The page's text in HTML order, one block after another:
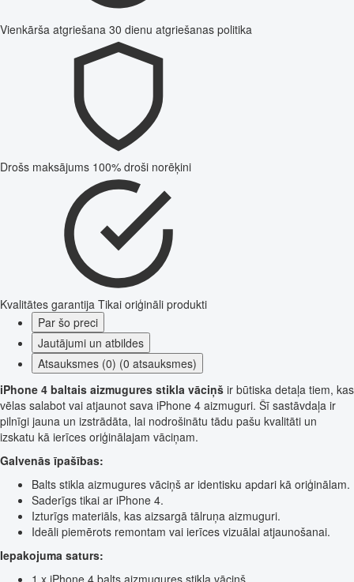
Vienkārša atgriešana 30 dienu atgriešanas politika
Drošs maksājums 100% droši norēķini
Kvalitātes garantija Tikai oriģināli produkti
Par šo preci
Jautājumi un atbildes
Atsauksmes (0) (0 atsauksmes)
iPhone 4 baltais aizmugures stikla vāciņš ir būtiska detaļa tiem, kas
vēlas salabot vai atjaunot sava iPhone 4 aizmuguri. Šī sastāvdaļa ir
pilnīgi jauna un izstrādāta, lai nodrošinātu tādu pašu kvalitāti un
izskatu kā ierīces oriģinālajam vāciņam.
Galvenās īpašības:
Balts stikla aizmugures vāciņš ar identisku apdari kā oriģinālam.
Saderīgs tikai ar iPhone 4.
Izturīgs materiāls, kas aizsargā tālruņa aizmuguri.
Ideāli piemērots remontam vai ierīces vizuālai atjaunošanai.
Iepakojuma saturs:
1 x iPhone 4 balts aizmugures stikla vāciņš.